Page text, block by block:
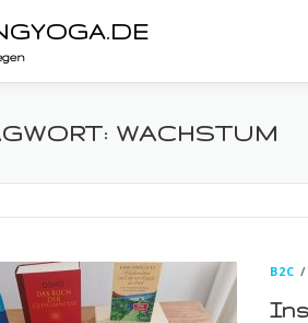
WACHSTUM
B2C /